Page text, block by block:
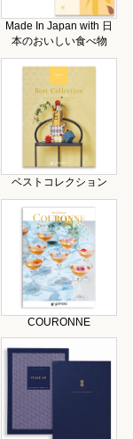
Made In Japan with 日
本のおいしい食べ物
ベストコレクション
COURONNE